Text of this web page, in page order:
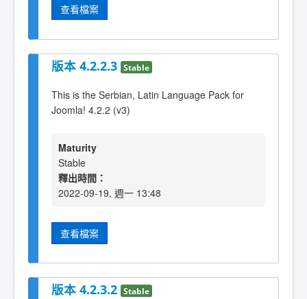
查看檔案
版本 4.2.2.3 Stable
This is the Serbian, Latin Language Pack for
Joomla! 4.2.2 (v3)
Maturity
Stable
釋出時間：
2022-09-19, 週一 13:48
查看檔案
版本 4.2.3.2 Stable